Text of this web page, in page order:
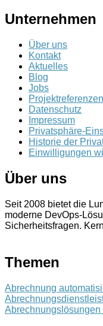
Unternehmen
Über uns
Kontakt
Aktuelles
Blog
Jobs
Projektreferenzen
Datenschutz
Impressum
Privatsphäre-
Historie der
Einwilligungen
Über uns
Seit 2008 bietet die
moderne DevOps-
Sicherheitsfragen.
Themen
Abrechnung
Abrechnungslösungen